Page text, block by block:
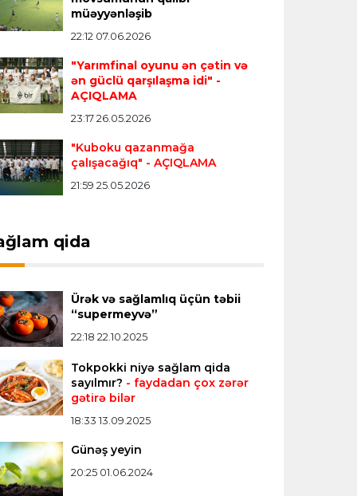
davam etdirir
17:01 08.08.2026
müdafiəçisi İngiltərə
keçir
P.L. 16:55 08.08.2026
Qimaraynş “Arsenal”dakı
L.L.
gələcəyi ilə bağlı danışıb
16:48 08.08.2026
Torres PSJ-yə keçir
xəbərlər >>>
müəyyənləşib
22:12 07.06.2026
"Yarımfinal oyunu ən çətin və
ən güclü qarşılaşma idi" -
AÇIQLAMA
23:17 26.05.2026
"Kuboku qazanmağa
çalışacağıq" - AÇIQLAMA
21:59 25.05.2026
qida
Ürək və sağlamlıq üçün təbii
“supermeyvə”
22:18 22.10.2025
Tokpokki niyə sağlam qida
sayılmır? - faydadan çox zərər
gətirə bilər
18:33 13.09.2025
Günəş yeyin
20:25 01.06.2024